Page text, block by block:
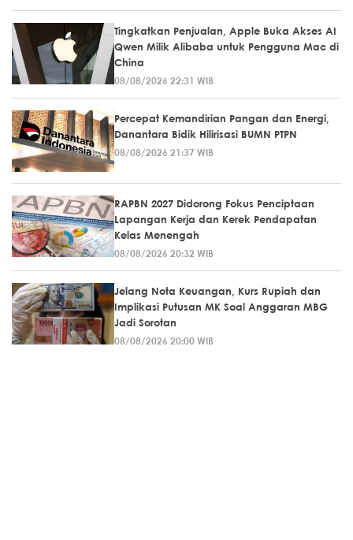
Tingkatkan Penjualan, Apple Buka Akses AI
Qwen Milik Alibaba untuk Pengguna Mac di
China
08/08/2026 22:31 WIB
Percepat Kemandirian Pangan dan Energi,
Danantara Bidik Hilirisasi BUMN PTPN
08/08/2026 21:37 WIB
RAPBN 2027 Didorong Fokus Penciptaan
Lapangan Kerja dan Kerek Pendapatan
Kelas Menengah
08/08/2026 20:32 WIB
Jelang Nota Keuangan, Kurs Rupiah dan
Implikasi Putusan MK Soal Anggaran MBG
Jadi Sorotan
08/08/2026 20:00 WIB